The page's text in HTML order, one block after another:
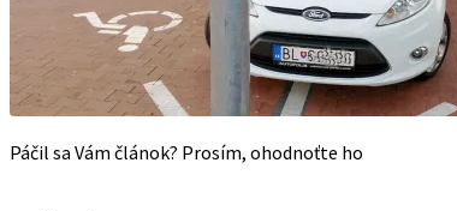
Páčil sa Vám článok? Prosím, ohodnoťte ho